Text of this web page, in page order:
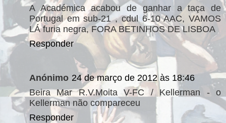
A Académica acabou de ganhar a taça de
Portugal em sub-21 , cdul 6-10 AAC, VAMOS
LÁ furia negra, FORA BETINHOS DE LISBOA
Responder
Anónimo 24 de março de 2012 às 18:46
Beira Mar R.V.Moita V-FC / Kellerman - o
Kellerman não compareceu
Responder